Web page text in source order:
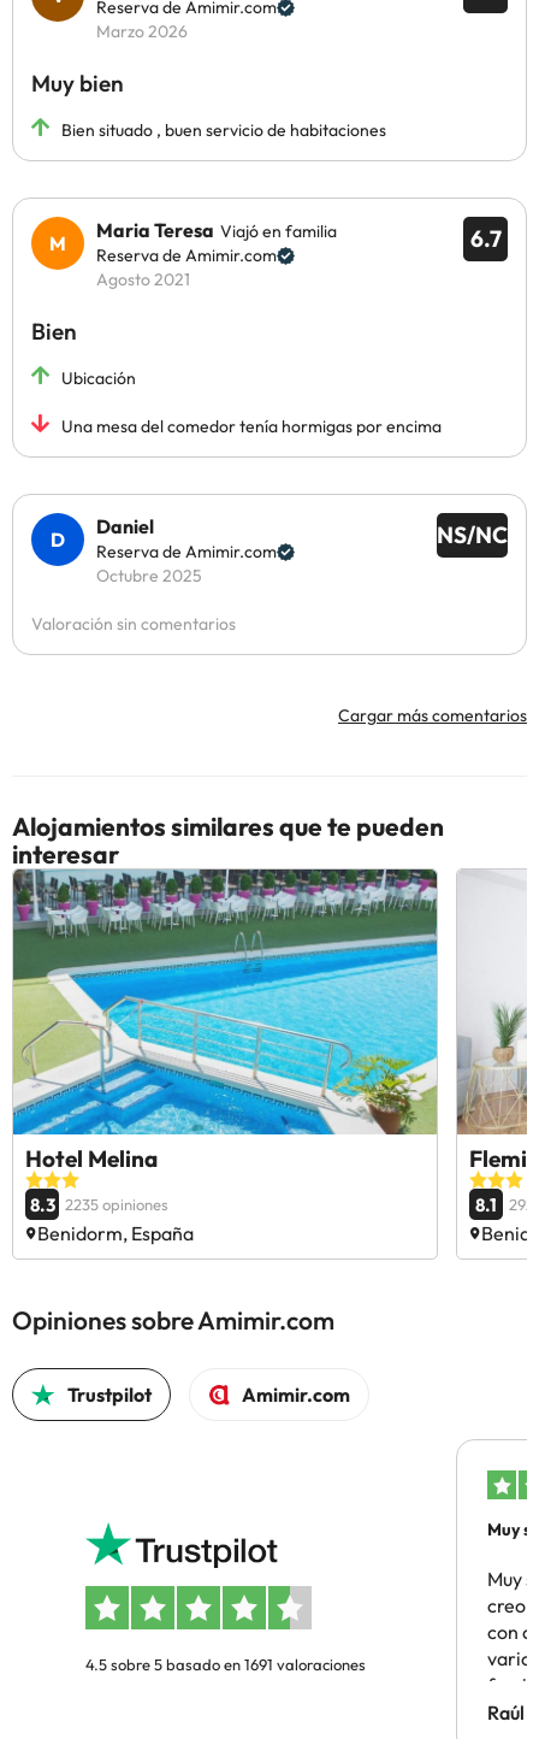
Reserva de Amimir.com
Marzo 2026
Muy bien
Bien situado , buen servicio de habitaciones
6.7
Maria Teresa Viajó en familia
Reserva de Amimir.com
Agosto 2021
Bien
Ubicación
Una mesa del comedor tenía hormigas por encima
NS/NC
Daniel
Reserva de Amimir.com
Octubre 2025
Valoración sin comentarios
Cargar más comentarios
Alojamientos similares que te pueden
interesar
Hotel Melina
8.3 2235 opiniones
Benidorm, España
8.1
Opiniones sobre Amimir.com
Trustpilot Amimir.com
4.5 sobre 5 basado en 1691 valoraciones
Muy
Muy
creo
con
Hotel
Raúl